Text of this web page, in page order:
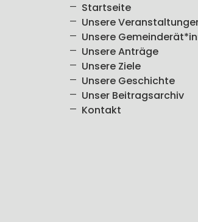
Startseite
Unsere
Unsere
Unsere Anträge
Unsere Ziele
Unsere Geschichte
Unser Beitragsarchiv
Kontakt